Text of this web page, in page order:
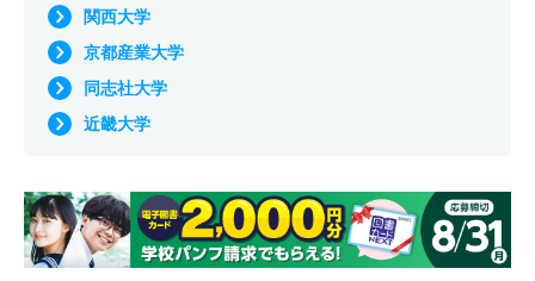
関西大学
京都産業大学
同志社大学
近畿大学